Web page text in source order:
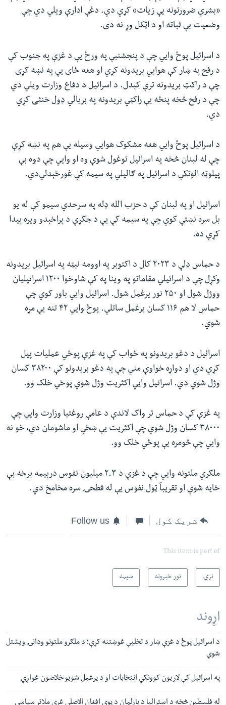
«بشري ضرورتونه یې زیات» کړي دي. دغې ادارې ویلي‌ دي چې
وضعیت بې ثباته او د اټکل وړ نه دی.
د اسرائيل پوځ وايي چې د پنجشنبې په ورځ یې د غزې په جنوب کې
د رفح په ښار کې هوايي بریدونه کړي او هغه ځای یې په نښه کړی
چې د راکټ بریدونه ترې کېدل. د اسرائيل د دفاع وزارت ویلي‌ دي
چې د رفح څخه پنځه یې راکټي بریدونه په بریالي ډول خنثی کړي‌
دي.
د اسرائيل پوځ وايي هغه مشکوک هوايي وسیله یې هم په نښه کړې
چې له لبنان څخه په اسرائیل توغول شوې وه او وايي چې دوه بې
پیلوټه الوتکې د اسرائيل په ګالیلي په سیمه کې غورځېدلي‌دي.
اسرائیل او په لبنان کې د حزب الله ډله په سرحدي سیمو کې له یو
بل سره نښتې کوي چې په سیمه کې یې د جګړې د پراخېدو ویره پیدا
کړې ده.
د حماس ډلې د ۲۰۲۳ کال د اکتوبر په اوومه نېټه په اسرائیل بریدونه
وکړل چې د اسرائیلي مقاماتو په وینا په کې شاوخوا ۱۲۰۰ اسرائيليان
ووژل شول او ۲۵۰ نور یرغمل شول. اسرائيل وايي باور کوي چې
حماس لا هم ۱۱۶ کسان یرغمل ساتلي. پوځ وايي ۴۲ تنه یې مړه
شوي.
اسرائيل د دغو بریدونو په ځواب کې په غزې پوځي عملیات پیل
کړي دي او دواړه خواوې مني چې په دغو بریدونو کې ۳۸۲۰۰ کسان
وژل شوي دي. اسرائيل وايي اکثریت وژل شوي پوځي خلک وو.
په غزې کې د حماس تر واک لاندې د عامې روغتیا وزارت وايي چې
۳۸۰۰۰ کسان وژل شوي‌ چې اکثریت یې ښځې او ماشومان دي، خو نه
وايي‌ چې څومره یې پوځي خلک وو.
ملګري ملتونه وايي چې د غزې د ۲.۳ میلیون نفوس درېیمه برخه بې
ځایه شوې او تقریبآ ټول نفوس یې له قطحۍ سره مخامخ دي.
شریک کول Follow us
This item is part of
نړۍ نور خبرونه سیمه
اړوند
د اسرائیل پوځ د غزې ښار د تخلیې غوښتنه کړې؛ د ملګرو ملتونو ودانۍ ویشتل
شوې
په اسرائیل کې لاریون کوونکي انتخابات او د یرغمل شویو خلاصون غواړي
له فلسطین څخه د استرالیا د پارلمان د یوې افغان الاصلې غړې ملاتړ سیاسي